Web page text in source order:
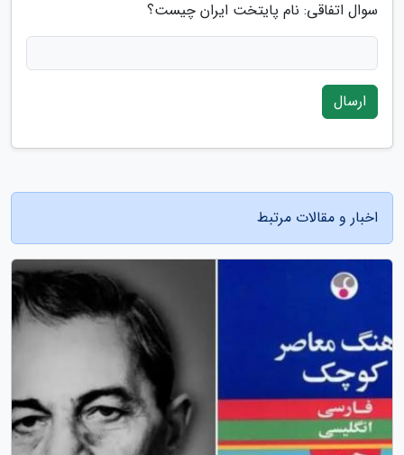
سوال اتفاقی: نام پایتخت ایران چیست؟
ارسال
اخبار و مقالات مرتبط